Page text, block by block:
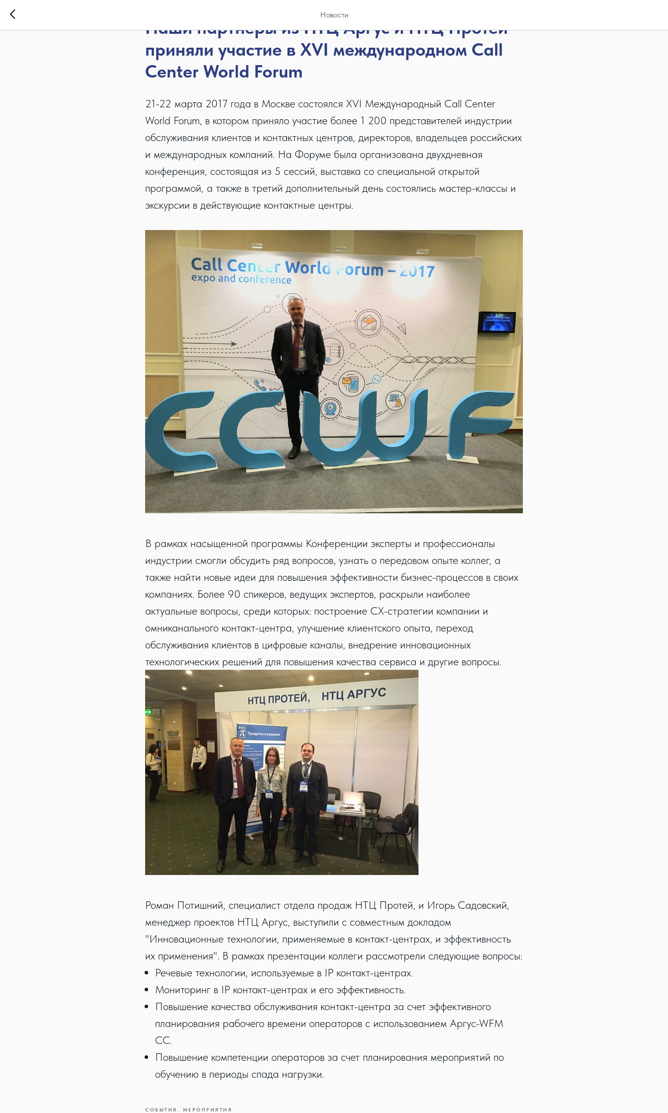
Новости
Наши партнеры из НТЦ Аргус и НТЦ Протей
приняли участие в XVI международном Call
Center World Forum
21-22 марта 2017 года в Москве состоялся XVI Международный Call Center
World Forum, в котором приняло участие более 1 200 представителей индустрии
обслуживания клиентов и контактных центров, директоров, владельцев российских
и международных компаний. На Форуме была организована двухдневная
конференция, состоящая из 5 сессий, выставка со специальной открытой
программой, а также в третий дополнительный день состоялись мастер-классы и
экскурсии в действующие контактные центры.
В рамках насыщенной программы Конференции эксперты и профессионалы
индустрии смогли обсудить ряд вопросов, узнать о передовом опыте коллег, а
также найти новые идеи для повышения эффективности бизнес-процессов в своих
компаниях. Более 90 спикеров, ведущих экспертов, раскрыли наиболее
актуальные вопросы, среди которых: построение CX-стратегии компании и
омниканального контакт-центра, улучшение клиентского опыта, переход
обслуживания клиентов в цифровые каналы, внедрение инновационных
технологических решений для повышения качества сервиса и другие вопросы.
Роман Потишний, специалист отдела продаж НТЦ Протей, и Игорь Садовский,
менеджер проектов НТЦ Аргус, выступили с совместным докладом
"Инновационные технологии, применяемые в контакт-центрах, и эффективность
их применения". В рамках презентации коллеги рассмотрели следующие вопросы:
Речевые технологии, используемые в IP контакт-центрах.
Мониторинг в IP контакт-центрах и его эффективность.
Повышение качества обслуживания контакт-центра за счет эффективного
планирования рабочего времени операторов с использованием Аргуc-WFM
CC.
Повышение компетенции операторов за счет планирования мероприятий по
обучению в периоды спада нагрузки.
СОБЫТИЯ. МЕРОПРИЯТИЯ